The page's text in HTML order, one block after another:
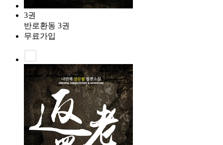
3권
반로환동 3권
무료가입